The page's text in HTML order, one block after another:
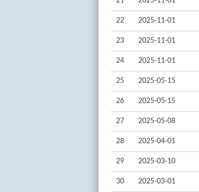
22 2025-11-01
23 2025-11-01
24 2025-11-01
25 2025-05-15
26 2025-05-15
27 2025-05-08
28 2025-04-01
29 2025-03-10
30 2025-03-01